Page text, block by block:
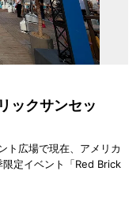
ックサンセッ
ト広場で現在、アメリカ
定イベント「Red Brick